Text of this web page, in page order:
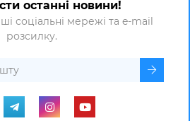
останні новини!
соціальні мережі та e-mail
розсилку.